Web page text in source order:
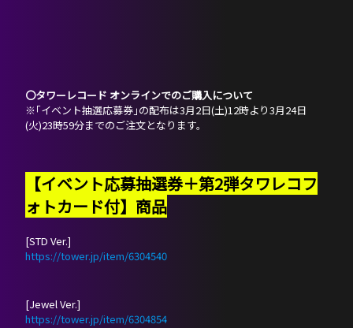
〇タワーレコード オンラインでのご購入について
※｢イベント抽選応募券｣の配布は3月2日(土)12時より3月24日
(火)23時59分までのご注文となります。
【イベント応募抽選券＋第2弾タワレコフ
ォトカード付】商品
[STD Ver.]
https://tower.jp/item/6304540
[Jewel Ver.]
https://tower.jp/item/6304854